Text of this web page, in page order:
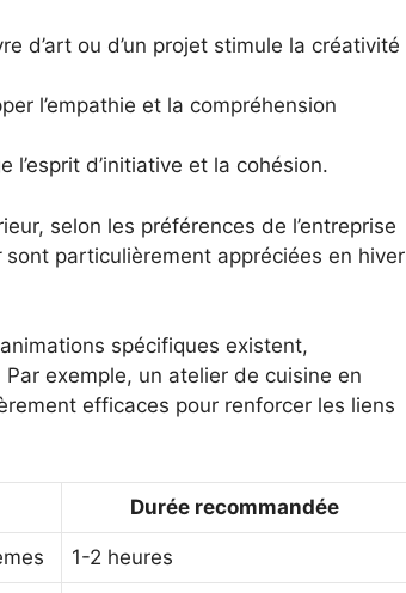
d’art ou d’un projet stimule la créativité
l’empathie et la compréhension
l’esprit d’initiative et la cohésion.
selon les préférences de l’entreprise
sont particulièrement appréciées en hiver
spécifiques existent,
exemple, un atelier de cuisine en
efficaces pour renforcer les liens
Durée recommandée
1-2 heures